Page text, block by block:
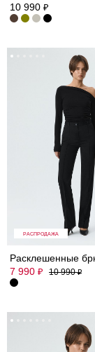
10 990 ₽
РАСПРОДАЖА
7 990 ₽ 10 990₽